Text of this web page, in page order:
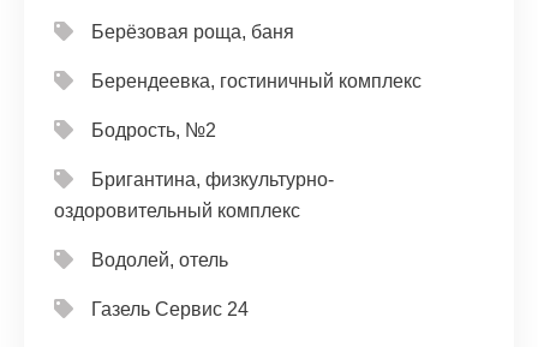
Берёзовая роща, баня
Берендеевка, гостиничный комплекс
Бодрость, №2
Бригантина, физкультурно-
оздоровительный комплекс
Водолей, отель
Газель Сервис 24